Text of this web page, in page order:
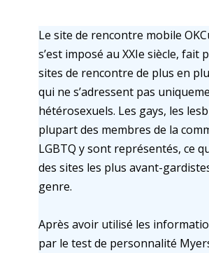
Le site de rencontre mobile
s’est imposé au XXIe siècle, fait
sites de rencontre de plus en
qui ne s’adressent pas
hétérosexuels. Les gays, les
plupart des membres de la
LGBTQ y sont représentés, ce
des sites les plus avant-
genre.
Après avoir utilisé les
par le test de personnalité